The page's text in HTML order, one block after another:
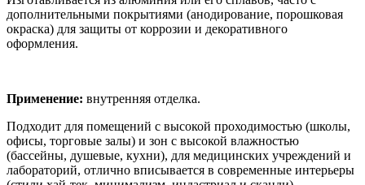
дополнительными покрытиями (анодирование, порошковая
окраска) для защиты от коррозии и декоративного
оформления.
Применение: внутренняя отделка.
Подходит для помещений с высокой проходимостью (школы,
офисы, торговые залы) и зон с высокой влажностью
(бассейны, душевые, кухни), для медицинских учреждений и
лабораторий, отлично вписывается в современные интерьеры